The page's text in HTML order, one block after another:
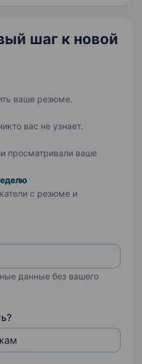
шаг к новой
ваше резюме.
вас не узнает.
просматривали ваше
с резюме и
данные без вашего